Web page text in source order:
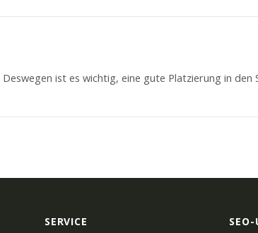
ist es wichtig, eine gute Platzierung in den
SERVICE